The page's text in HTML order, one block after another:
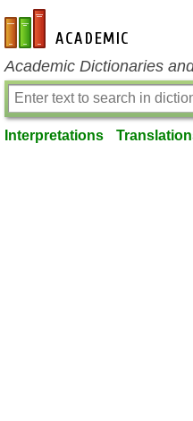
en-academic.com
Academic Dictionaries
Interpretations